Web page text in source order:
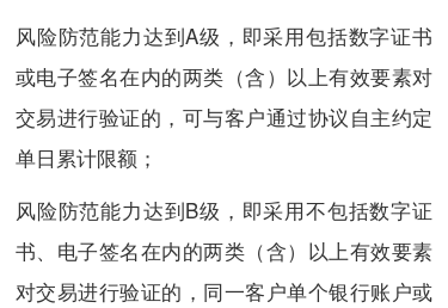
风险防范能力达到A级，即采用包括数字证书
或电子签名在内的两类（含）以上有效要素对
交易进行验证的，可与客户通过协议自主约定
单日累计限额；
风险防范能力达到B级，即采用不包括数字证
书、电子签名在内的两类（含）以上有效要素
对交易进行验证的，同一客户单个银行账户或